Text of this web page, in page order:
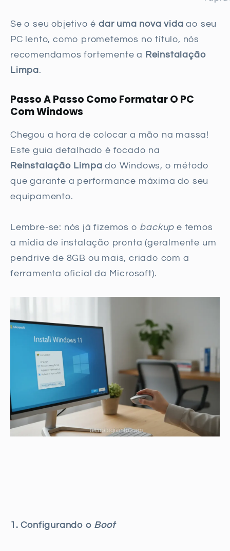
Se o seu objetivo é dar uma nova vida ao seu
PC lento, como prometemos no título, nós
recomendamos fortemente a Reinstalação
Limpa.
Passo A Passo Como Formatar O PC
Com Windows
Chegou a hora de colocar a mão na massa!
Este guia detalhado é focado na
Reinstalação Limpa do Windows, o método
que garante a performance máxima do seu
equipamento.
Lembre-se: nós já fizemos o backup e temos
a mídia de instalação pronta (geralmente um
pendrive de 8GB ou mais, criado com a
ferramenta oficial da Microsoft).
1. Configurando o Boot